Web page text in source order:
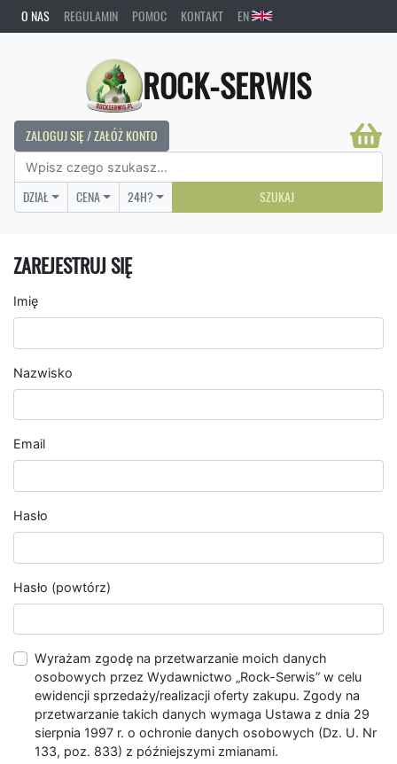
O NAS REGULAMIN POMOC KONTAKT EN
ROCK-SERWIS
ZALOGUJ SIĘ / ZAŁÓŻ KONTO
DZIAŁ CENA 24H? SZUKAJ
ZAREJESTRUJ SIĘ
Imię
Nazwisko
Email
Hasło
Hasło (powtórz)
Wyrażam zgodę na przetwarzanie moich danych
osobowych przez Wydawnictwo „Rock-Serwis” w celu
ewidencji sprzedaży/realizacji oferty zakupu. Zgody na
przetwarzanie takich danych wymaga Ustawa z dnia 29
sierpnia 1997 r. o ochronie danych osobowych (Dz. U. Nr
133, poz. 833) z późniejszymi zmianami.